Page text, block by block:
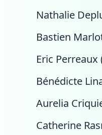
Nathalie
Bastien
Eric Perreaux
Bénédicte
Aurelia
Catherine